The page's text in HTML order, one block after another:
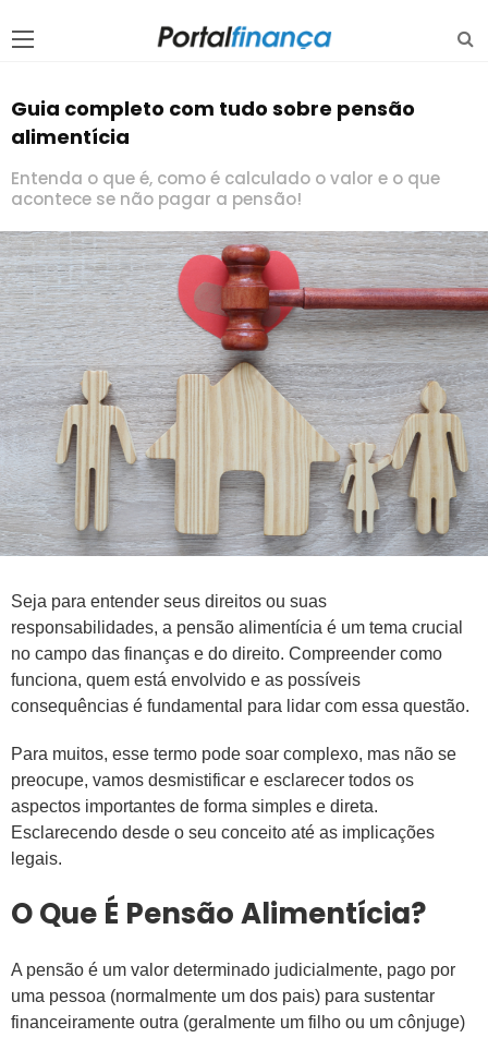
Guia completo com tudo sobre pensão
alimentícia
Entenda o que é, como é calculado o valor e o que
acontece se não pagar a pensão!
Seja para entender seus direitos ou suas
responsabilidades, a pensão alimentícia é um tema crucial
no campo das finanças e do direito. Compreender como
funciona, quem está envolvido e as possíveis
consequências é fundamental para lidar com essa questão.
Para muitos, esse termo pode soar complexo, mas não se
preocupe, vamos desmistificar e esclarecer todos os
aspectos importantes de forma simples e direta.
Esclarecendo desde o seu conceito até as implicações
legais.
O Que É Pensão Alimentícia?
A pensão é um valor determinado judicialmente, pago por
uma pessoa (normalmente um dos pais) para sustentar
financeiramente outra (geralmente um filho ou um cônjuge)